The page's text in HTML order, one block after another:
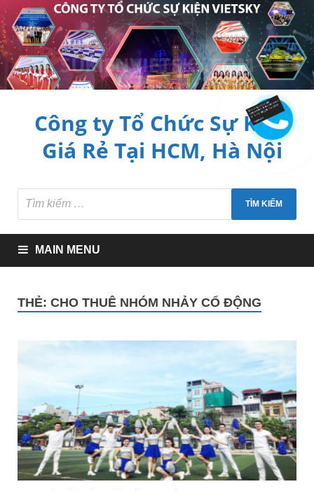
Công ty Tổ Chức Sự Kiện
Giá Rẻ Tại HCM, Hà Nội
MAIN MENU
THẺ: CHO THUÊ NHÓM NHẢY CỔ ĐỘNG